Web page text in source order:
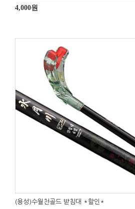
4,000원
(용성)수월천골드 받침대 *할인*